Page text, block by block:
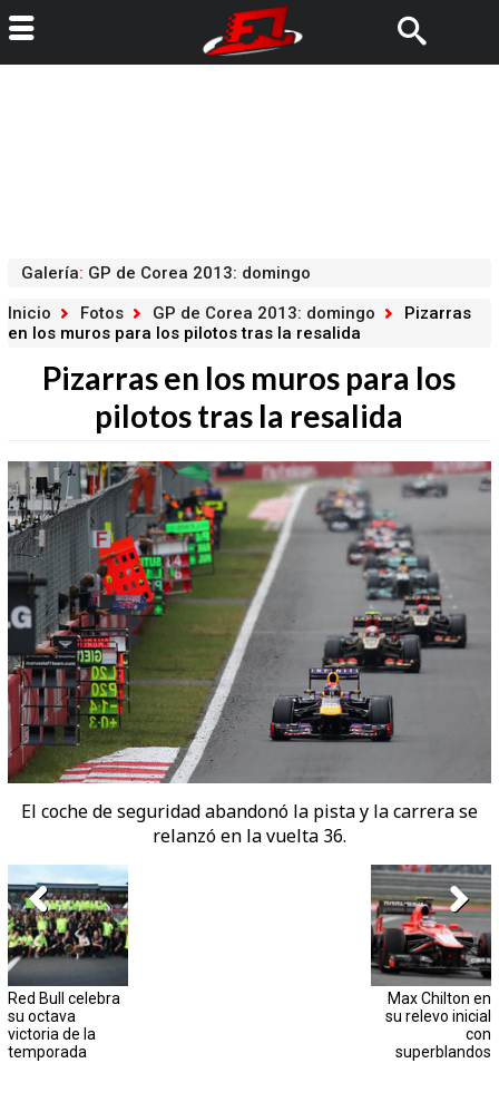
Galería: GP de Corea 2013: domingo
Inicio
Fotos GP de Corea 2013: domingo
Pizarras
en los muros para los pilotos tras la resalida
Pizarras en los muros para los
pilotos tras la resalida
El coche de seguridad abandonó la pista y la carrera se
relanzó en la vuelta 36.
Red Bull celebra
su octava
victoria de la
temporada
Max Chilton en
su relevo inicial
con
superblandos